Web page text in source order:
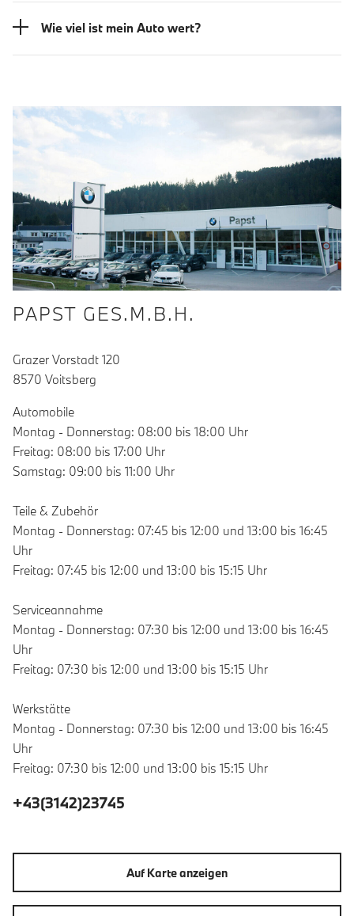
Wie viel ist mein Auto wert?
PAPST GES.M.B.H.
Grazer Vorstadt 120
8570 Voitsberg
Automobile
Montag - Donnerstag: 08:00 bis 18:00 Uhr
Freitag: 08:00 bis 17:00 Uhr
Samstag: 09:00 bis 11:00 Uhr
Teile & Zubehör
Montag - Donnerstag: 07:45 bis 12:00 und 13:00 bis 16:45
Uhr
Freitag: 07:45 bis 12:00 und 13:00 bis 15:15 Uhr
Serviceannahme
Montag - Donnerstag: 07:30 bis 12:00 und 13:00 bis 16:45
Uhr
Freitag: 07:30 bis 12:00 und 13:00 bis 15:15 Uhr
Werkstätte
Montag - Donnerstag: 07:30 bis 12:00 und 13:00 bis 16:45
Uhr
Freitag: 07:30 bis 12:00 und 13:00 bis 15:15 Uhr
+43(3142)23745
Auf Karte anzeigen